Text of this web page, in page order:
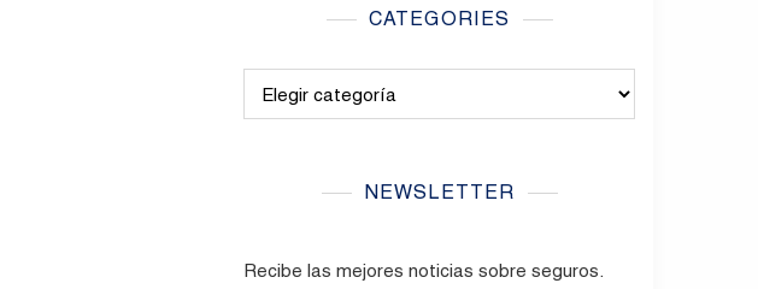
CATEGORIES
NEWSLETTER
Recibe las mejores noticias sobre seguros.